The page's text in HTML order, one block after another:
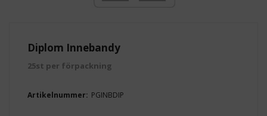
Diplom Innebandy
25st per förpackning
Artikelnummer: PGINBDIP